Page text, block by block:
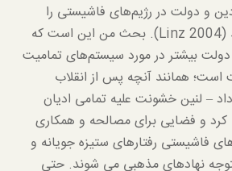
و دولت در رژیم‌های فاشیستی را
خصومت آمیز می دانند (Linz 2004). بحث من این است که
بیشتر در مورد سیستم‌های تمامیت
همانند آنچه پس از انقلاب
– لنین خشونت علیه تمامی ادیان
کرد و فضایی برای مصالحه و همکاری
فاشیستی رفتارهای ستیزه جویانه و
نهادهای مذهبی می شوند. حتی